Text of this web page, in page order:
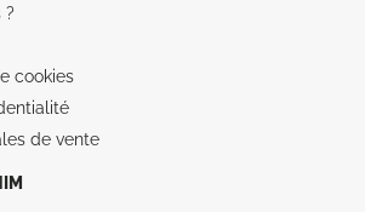
?
cookies
de vente